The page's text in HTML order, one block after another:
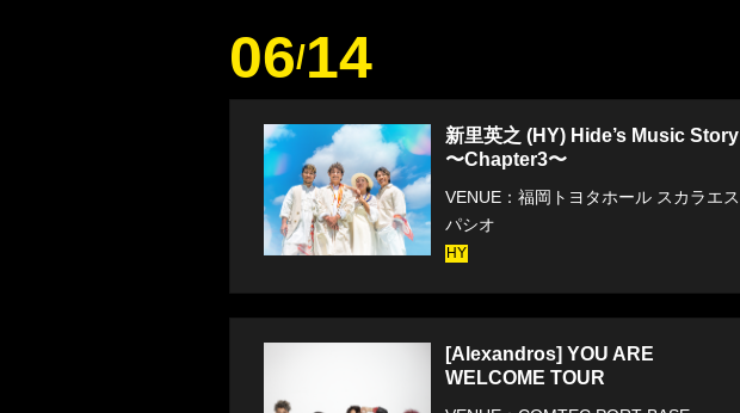
06/14
新里英之 (HY) Hide’s Music Story
〜Chapter3〜
VENUE：福岡トヨタホール スカラエス
パシオ
HY
[Alexandros] YOU ARE
WELCOME TOUR